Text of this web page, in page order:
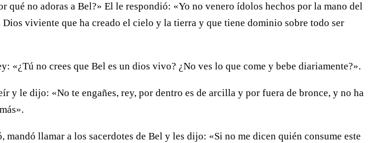
qué no adoras a Bel?» El le respondió: «Yo no venero ídolos hechos por la mano del
viviente que ha creado el cielo y la tierra y que tiene dominio sobre todo ser
«¿Tú no crees que Bel es un dios vivo? ¿No ves lo que come y bebe diariamente?».
y le dijo: «No te engañes, rey, por dentro es de arcilla y por fuera de bronce, y no ha
mandó llamar a los sacerdotes de Bel y les dijo: «Si no me dicen quién consume este